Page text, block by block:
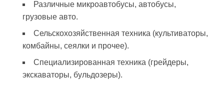
Различные микроавтобусы, автобусы,
грузовые авто.
Сельскохозяйственная техника (культиваторы,
комбайны, сеялки и прочее).
Специализированная техника (грейдеры,
экскаваторы, бульдозеры).